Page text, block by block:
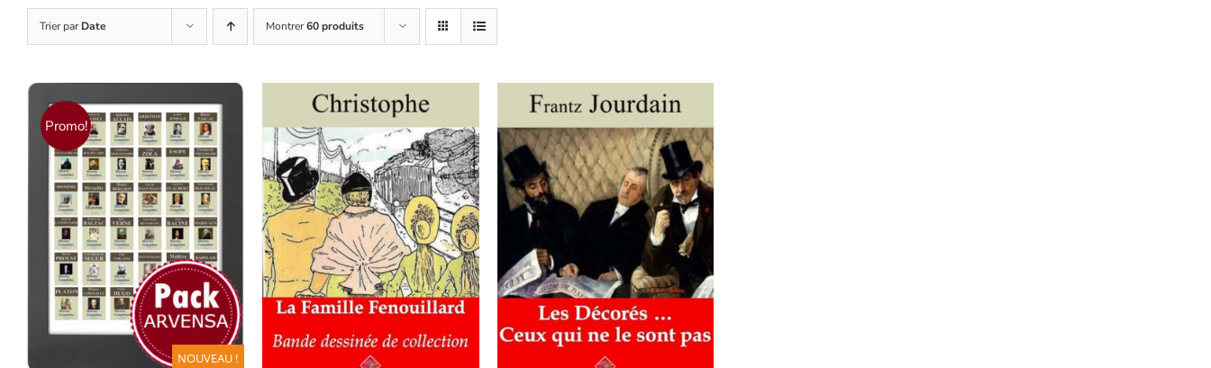
Trier parDate Montrer60 produits
Promo!
NOUVEAU !
AJOUTER AU PANIER
/
DÉTAILS
AJOUTER AU PANIER
/
DÉTAILS
AJOUTER AU PANIER
/